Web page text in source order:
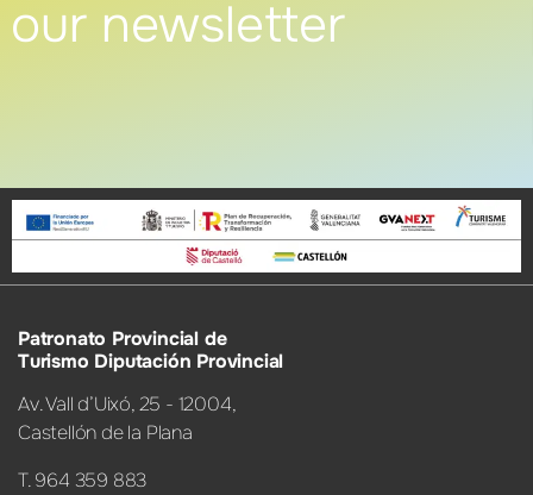
our newsletter
Patronato Provincial de
Turismo Diputación Provincial
Av. Vall d’Uixó, 25 - 12004,
Castellón de la Plana
T. 964 359 883